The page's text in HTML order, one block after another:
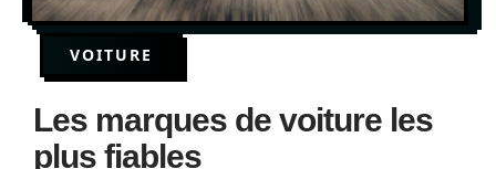
VOITURE
Les marques de voiture les
plus fiables